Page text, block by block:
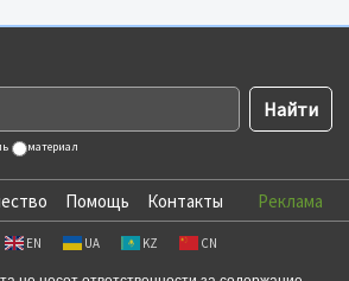
материал
Помощь Контакты Реклама
EN UA KZ CN